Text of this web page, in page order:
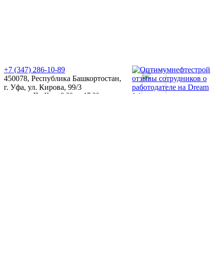
+7 (347) 286-10-89
450078, Республика Башкортостан,
г. Уфа, ул. Кирова, 99/3
Пн-Чт: c 8:30 до 17:30